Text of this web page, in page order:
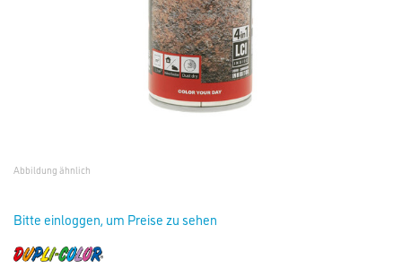
Abbildung ähnlich
Bitte einloggen, um Preise zu sehen